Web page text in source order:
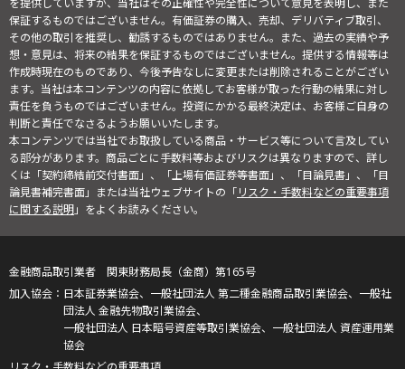
を提供していますが、当社はその正確性や完全性について意見を表明し、また
保証するものではございません。有価証券の購入、売却、デリバティブ取引、
その他の取引を推奨し、勧誘するものではありません。また、過去の実績や予
想・意見は、将来の結果を保証するものではございません。提供する情報等は
作成時現在のものであり、今後予告なしに変更または削除されることがござい
ます。当社は本コンテンツの内容に依拠してお客様が取った行動の結果に対し
責任を負うものではございません。投資にかかる最終決定は、お客様ご自身の
判断と責任でなさるようお願いいたします。
本コンテンツでは当社でお取扱している商品・サービス等について言及してい
る部分があります。商品ごとに手数料等およびリスクは異なりますので、詳し
くは「契約締結前交付書面」、「上場有価証券等書面」、「目論見書」、「目
論見書補完書面」または当社ウェブサイトの「リスク・手数料などの重要事項
に関する説明」をよくお読みください。
金融商品取引業者 関東財務局長（金商）第165号
日本証券業協会、一般社団法人 第二種金融商品取引業協会、一般社
団法人 金融先物取引業協会、
一般社団法人 日本暗号資産等取引業協会、一般社団法人 資産運用業
協会